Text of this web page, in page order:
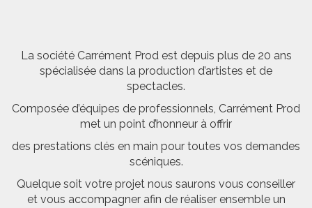
La société Carrément Prod est depuis plus de 20 ans
spécialisée dans la production d’artistes et de
spectacles.
Composée d’équipes de professionnels, Carrément Prod
met un point d’honneur à offrir
des prestations clés en main pour toutes vos demandes
scéniques.
Quelque soit votre projet nous saurons vous conseiller
et vous accompagner afin de réaliser ensemble un